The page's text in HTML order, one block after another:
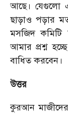
আছে। যেগুলো
ছাড়াও পড়ার
মসজিদ কমিটি
আমার প্রশ্ন
বাধিত করবেন।
উত্তর
কুরআন